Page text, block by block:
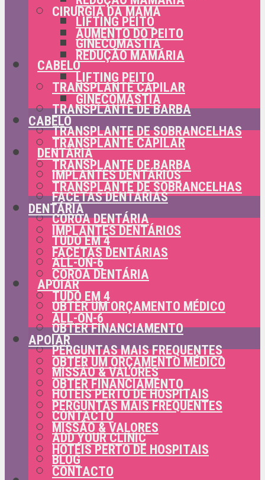
LIFTING PEITO
GINECOMASTIA
CABELO
TRANSPLANTE CAPILAR
TRANSPLANTE DE BARBA
TRANSPLANTE DE SOBRANCELHAS
DENTÁRIA
IMPLANTES DENTÁRIOS
FACETAS DENTÁRIAS
COROA DENTÁRIA
TUDO EM 4
ALL-ON-6
APOIAR
OBTER UM ORÇAMENTO MÉDICO
OBTER FINANCIAMENTO
PERGUNTAS MAIS FREQUENTES
MISSÃO & VALORES
HOTÉIS PERTO DE HOSPITAIS
CONTACTO
ADD YOUR CLINIC
BLOG
CIRURGIA DA MAMA
AUMENTO DO PEITO
REDUÇÃO MAMÁRIA
LIFTING PEITO
GINECOMASTIA
CABELO
TRANSPLANTE CAPILAR
TRANSPLANTE DE BARBA
TRANSPLANTE DE SOBRANCELHAS
DENTÁRIA
IMPLANTES DENTÁRIOS
FACETAS DENTÁRIAS
COROA DENTÁRIA
TUDO EM 4
ALL-ON-6
APOIAR
OBTER UM ORÇAMENTO MÉDICO
OBTER FINANCIAMENTO
PERGUNTAS MAIS FREQUENTES
MISSÃO & VALORES
HOTÉIS PERTO DE HOSPITAIS
CONTACTO